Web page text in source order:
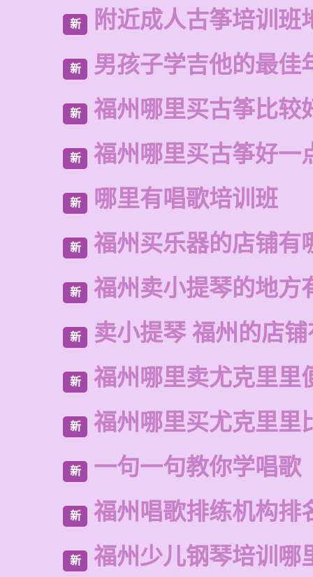
新 附近成人古筝培训班
新 男孩子学吉他的最佳
新 福州哪里买古筝比较
新 福州哪里买古筝好一
新 哪里有唱歌培训班
新 福州买乐器的店铺有
新 福州卖小提琴的地方
新 卖小提琴 福州的店
新 福州哪里卖尤克里里
新 福州哪里买尤克里里
新 一句一句教你学唱歌
新 福州唱歌排练机构排
新 福州少儿钢琴培训哪